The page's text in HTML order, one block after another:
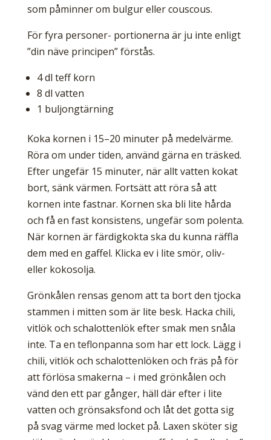
som påminner om bulgur eller couscous.
För fyra personer- portionerna är ju inte enligt
”din näve principen” förstås.
4 dl teff korn
8 dl vatten
1 buljongtärning
Koka kornen i 15–20 minuter på medelvärme.
Röra om under tiden, använd gärna en träsked.
Efter ungefär 15 minuter, när allt vatten kokat
bort, sänk värmen. Fortsätt att röra så att
kornen inte fastnar. Kornen ska bli lite hårda
och få en fast konsistens, ungefär som polenta.
När kornen är färdigkokta ska du kunna räffla
dem med en gaffel. Klicka ev i lite smör, oliv-
eller kokosolja.
Grönkålen rensas genom att ta bort den tjocka
stammen i mitten som är lite besk. Hacka chili,
vitlök och schalottenlök efter smak men snåla
inte. Ta en teflonpanna som har ett lock. Lägg i
chili, vitlök och schalottenlöken och fräs på för
att förlösa smakerna – i med grönkålen och
vänd den ett par gånger, häll där efter i lite
vatten och grönsaksfond och låt det gotta sig
på svag värme med locket på. Laxen sköter sig